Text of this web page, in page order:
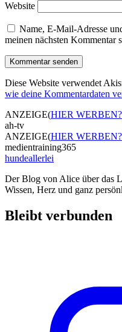
Website
Name, E-Mail-Adresse
meinen nächsten Kommentar
Diese Website verwendet
wie deine Kommentardaten
ANZEIGE(HIER WERBEN?
ah-tv
ANZEIGE(HIER WERBEN?
medientraining365
hundeallerlei
Der Blog von Alice über das
Wissen, Herz und ganz
Bleibt verbunden